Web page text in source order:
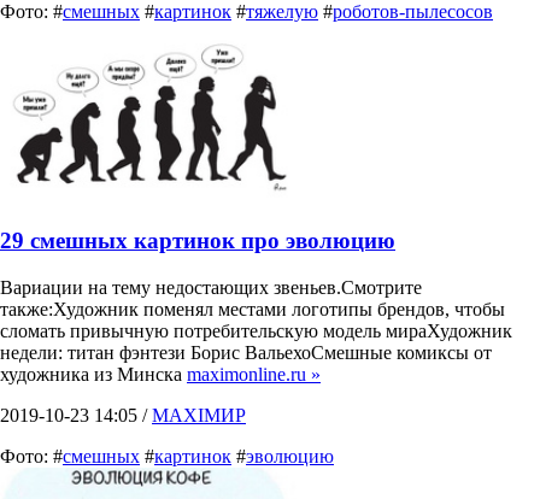
Фото: #смешных #картинок #тяжелую #роботов-пылесосов
29 смешных картинок про эволюцию
Вариации на тему недостающих звеньев.Смотрите
также:Художник поменял местами логотипы брендов, чтобы
сломать привычную потребительскую модель мираХудожник
недели: титан фэнтези Борис ВальехоСмешные комиксы от
художника из Минска maximonline.ru »
2019-10-23 14:05 /MAXIMИР
Фото: #смешных #картинок #эволюцию